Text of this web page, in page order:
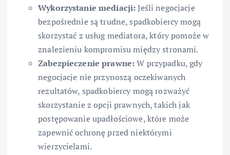
Wykorzystanie mediacji:Jeśli negocjacje
bezpośrednie są trudne, spadkobiercy mogą
skorzystać z usług mediatora, który pomoże w
znalezieniu kompromisu między stronami.
Zabezpieczenie prawne:W przypadku, gdy
negocjacje nie przynoszą oczekiwanych
rezultatów, spadkobiercy mogą rozważyć
skorzystanie z opcji prawnych, takich jak
postępowanie upadłościowe, które może
zapewnić ochronę przed niektórymi
wierzycielami.